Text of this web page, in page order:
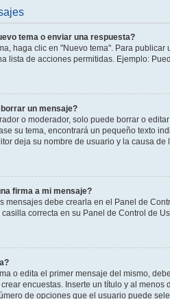
tema o enviar una respuesta?
haga clic en "Nuevo tema". Para
lista de acciones permitidas. Ejemplo:
un mensaje?
o moderador, solo puede borrar o
su tema, encontrará un pequeño texto
deja su nombre de usuario y la causa
firma a mi mensaje?
mensajes debe crearla en el Panel de
correcta en su Panel de Control de
o edita el primer mensaje del mismo,
encuestas. Inserte un título y al
de opciones que el usuario puede